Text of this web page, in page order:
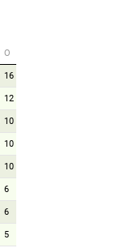
О
16
12
10
10
10
6
6
5